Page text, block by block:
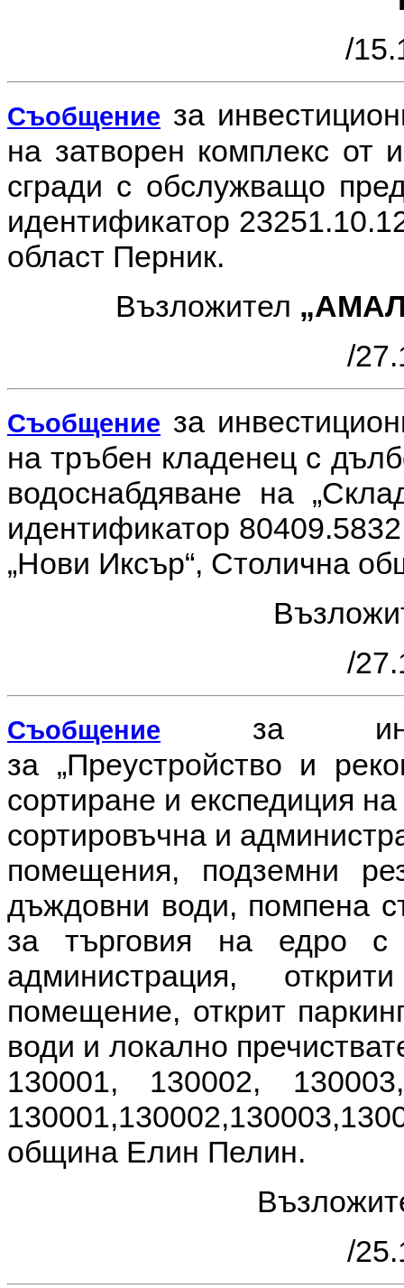
/
Съобщение за
на затворен комплекс от
сгради с обслужващо
идентификатор
област Перник.
Възложител
/
Съобщение за
на тръбен кладенец с
водоснабдяване на
идентификатор
„Нови Иксър“, Столична
/
Съобщение
за
за „Преустройство и
сортиране и експедиция
сортировъчна и
помещения, подземни
дъждовни води, помпена
за търговия на едро с
администрация,
помещение, открит
води и локално
130001, 130002,
община Елин Пелин.
/